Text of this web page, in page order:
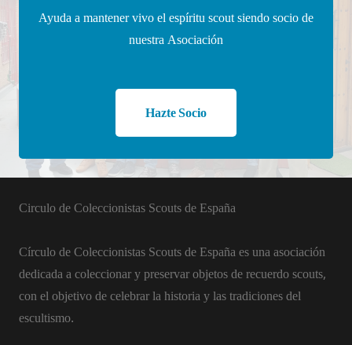
Ayuda a mantener vivo el espíritu scout siendo socio de
nuestra Asociación
Hazte Socio
Circulo de Coleccionistas Scouts de España
Círculo de Coleccionistas Scouts de España es una asociación
dedicada a coleccionar y preservar objetos de recuerdo scouts,
con el objetivo de celebrar la historia y las tradiciones del
escultismo.